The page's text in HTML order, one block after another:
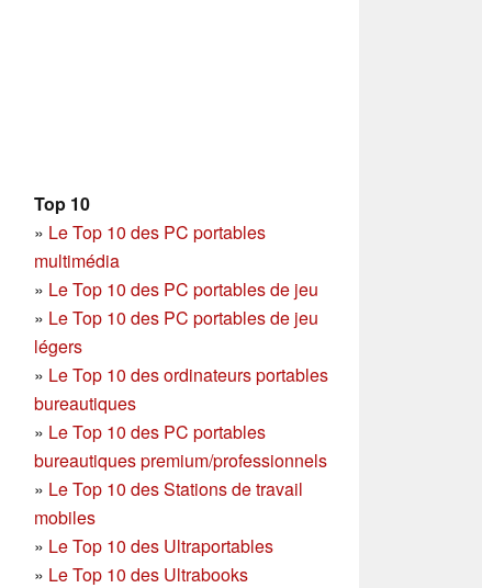
Top 10
» Le Top 10 des PC portables
multimédia
» Le Top 10 des PC portables de jeu
» Le Top 10 des PC portables de jeu
légers
» Le Top 10 des ordinateurs portables
bureautiques
» Le Top 10 des PC portables
bureautiques premium/professionnels
» Le Top 10 des Stations de travail
mobiles
» Le Top 10 des Ultraportables
» Le Top 10 des Ultrabooks